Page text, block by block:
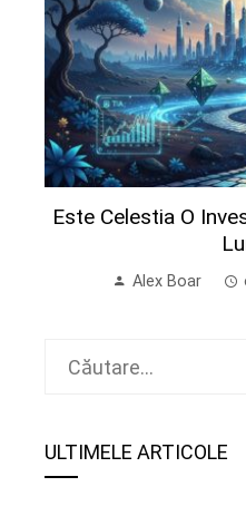
Este Celestia O
Alex Boar
Caută
ULTIMELE ARTICOLE